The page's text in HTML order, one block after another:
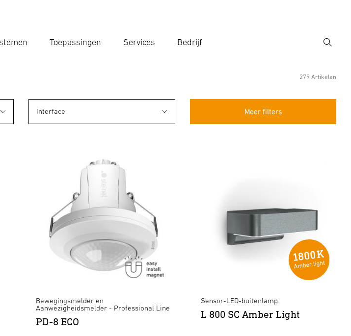
Toepassingen Services Bedrijf
Zoek
279 Artikelen
Meer filters
Interface
Bewegingsmelder en
Aanwezigheidsmelder - Professional Line
PD-8 ECO
Sensor-LED-buitenlamp
L 800 SC Amber Light